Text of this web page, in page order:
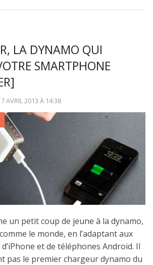
LA DYNAMO QUI
SMARTPHONE
7 AVRIL 2013 À 14:38
un petit coup de jeune à la dynamo,
le monde, en l’adaptant aux
et de téléphones Android. Il
pas le premier chargeur dynamo du